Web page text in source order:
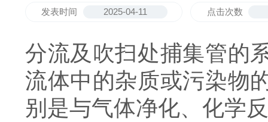
发表时间 2025-04-11 点击次数
分流及吹扫处捕集管的
流体中的杂质或污染物
别是与气体净化、化学